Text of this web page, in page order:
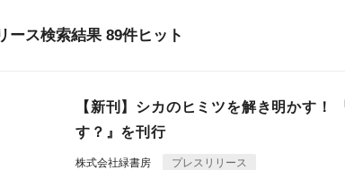
ース検索結果 89件ヒット
【新刊】シカのヒミツを解き明かす！
す？』を刊行
株式会社緑書房 プレスリリース